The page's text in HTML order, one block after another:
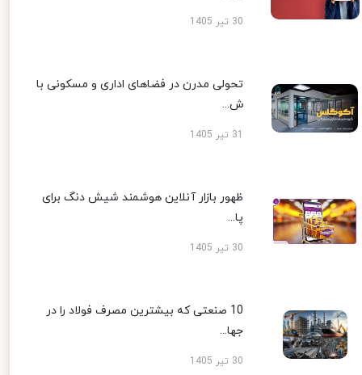
30 تیر 1405
تحولی مدرن در فضاهای اداری و مسکونی با
ش...
ظهور بازار آنلاین هوشمند شیش دنگ برای
پا...
30 تیر 1405
10 صنعتی که بیشترین مصرف فولاد را در
جها...
30 تیر 1405